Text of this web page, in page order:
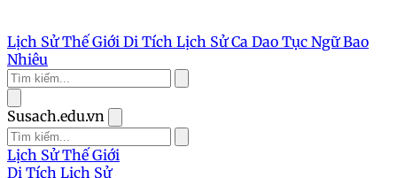
Lịch Sử Thế Giới Di Tích Lịch SửCa Dao Tục NgữBao
Nhiêu
Susach.edu.vn
Lịch Sử Thế Giới
Di Tích Lịch Sử